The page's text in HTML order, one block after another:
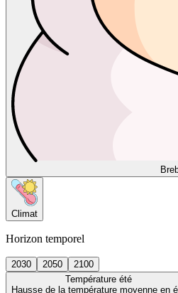
Climat
Horizon temporel
2030 2050
2100
Température été
Hausse de la température moyenne en